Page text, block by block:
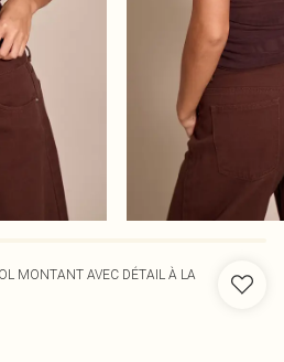
MONTANT AVEC DÉTAIL À LA